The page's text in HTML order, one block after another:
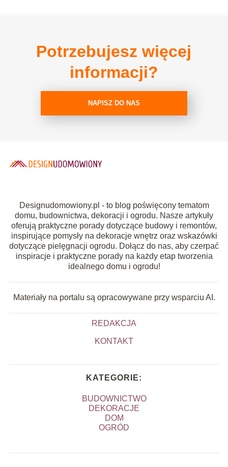
Potrzebujesz więcej
informacji?
NAPISZ DO NAS
Designudomowiony.pl - to blog poświęcony tematom
domu, budownictwa, dekoracji i ogrodu. Nasze artykuły
oferują praktyczne porady dotyczące budowy i remontów,
inspirujące pomysły na dekoracje wnętrz oraz wskazówki
dotyczące pielęgnacji ogrodu. Dołącz do nas, aby czerpać
inspiracje i praktyczne porady na każdy etap tworzenia
idealnego domu i ogrodu!
Materiały na portalu są opracowywane przy wsparciu AI.
REDAKCJA
KONTAKT
KATEGORIE:
BUDOWNICTWO
DEKORACJE
DOM
OGRÓD